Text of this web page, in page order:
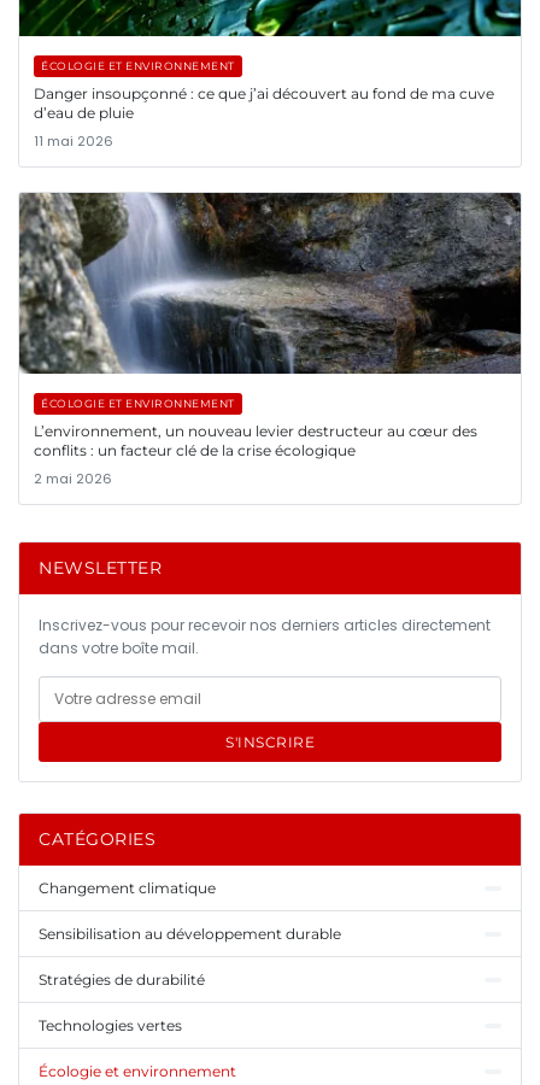
ÉCOLOGIE ET ENVIRONNEMENT
Danger insoupçonné : ce que j’ai découvert au fond de ma cuve
d’eau de pluie
11 mai 2026
ÉCOLOGIE ET ENVIRONNEMENT
L’environnement, un nouveau levier destructeur au cœur des
conflits : un facteur clé de la crise écologique
2 mai 2026
NEWSLETTER
Inscrivez-vous pour recevoir nos derniers articles directement
dans votre boîte mail.
S'INSCRIRE
CATÉGORIES
Changement climatique
Sensibilisation au développement durable
Stratégies de durabilité
Technologies vertes
Écologie et environnement